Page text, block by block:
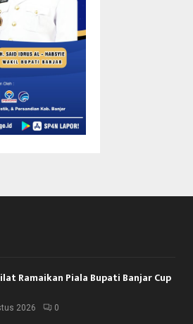
Ramaikan Piala Bupati Banjar Cup
2026 0